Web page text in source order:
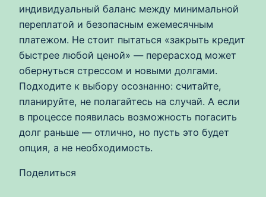
индивидуальный баланс между минимальной
переплатой и безопасным ежемесячным
платежом. Не стоит пытаться «закрыть кредит
быстрее любой ценой» — перерасход может
обернуться стрессом и новыми долгами.
Подходите к выбору осознанно: считайте,
планируйте, не полагайтесь на случай. А если
в процессе появилась возможность погасить
долг раньше — отлично, но пусть это будет
опция, а не необходимость.
Поделиться